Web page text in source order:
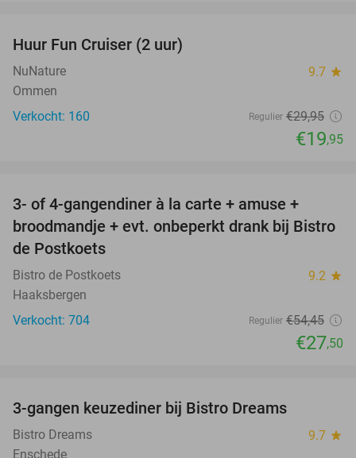
Huur Fun Cruiser (2 uur)
NuNature 9.7 star
Ommen
Verkocht: 160
Regulier €29,95
€19,95
3- of 4-gangendiner à la carte + amuse +
broodmandje + evt. onbeperkt drank bij Bistro
de Postkoets
Bistro de Postkoets 9.2 star
Haaksbergen
Verkocht: 704
Regulier €54,45
€27,50
3-gangen keuzediner bij Bistro Dreams
Bistro Dreams 9.7 star
Enschede